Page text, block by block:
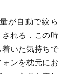
が自動で絞ら
れる．この時
いた気持ちで
ンを枕元にお